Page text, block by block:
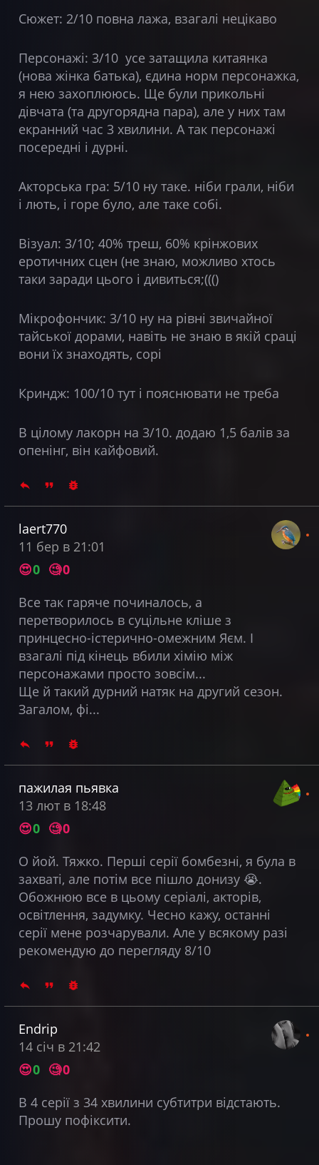
Сюжет: 2/10 повна лажа, взагалі нецікаво
Персонажі: 3/10 усе затащила китаянка
(нова жінка батька), єдина норм персонажка,
я нею захоплююсь. Ще були прикольні
дівчата (та другорядна пара), але у них там
екранний час 3 хвилини. А так персонажі
посередні і дурні.
Акторська гра: 5/10 ну таке. ніби грали, ніби
і лють, і горе було, але таке собі.
Візуал: 3/10; 40% треш, 60% крінжових
еротичних сцен (не знаю, можливо хтось
таки заради цього і дивиться;((()
Мікрофончик: 3/10 ну на рівні звичайної
тайської дорами, навіть не знаю в якій сраці
вони їх знаходять, сорі
Криндж: 100/10 тут і пояснювати не треба
В цілому лакорн на 3/10. додаю 1,5 балів за
опенінг, він кайфовий.
laert770
11 бер в 21:01
😍0 🧐0
Все так гаряче починалось, а
перетворилось в суцільне кліше з
принцесно-істерично-омежним Яєм. І
взагалі під кінець вбили хімію між
персонажами просто зовсім...
Ще й такий дурний натяк на другий сезон.
Загалом, фі...
пажилая пьявка
13 лют в 18:48
😍0 🧐0
О йой. Тяжко. Перші серії бомбезні, я була в
захваті, але потім все пішло донизу 😭.
Обожнюю все в цьому серіалі, акторів,
освітлення, задумку. Чесно кажу, останні
серії мене розчарували. Але у всякому разі
рекомендую до перегляду 8/10
Endrip
14 січ в 21:42
😍0 🧐0
В 4 серії з 34 хвилини субтитри відстають.
Прошу пофіксити.